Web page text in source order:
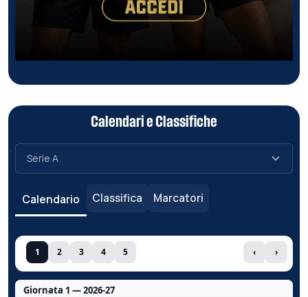
Calendari e Classifiche
Calendario Classifica Marcatori
1 2 3 4 5 ‹ ›
Giornata 1 — 2026-27